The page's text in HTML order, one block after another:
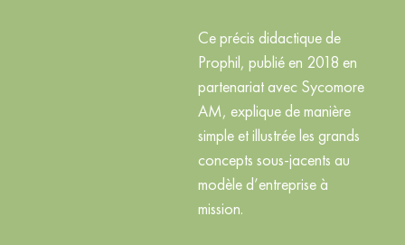
Ce précis didactique de
Prophil, publié en 2018 en
partenariat avec Sycomore
AM, explique de manière
simple et illustrée les grands
concepts sous-jacents au
modèle d’entreprise à
mission.